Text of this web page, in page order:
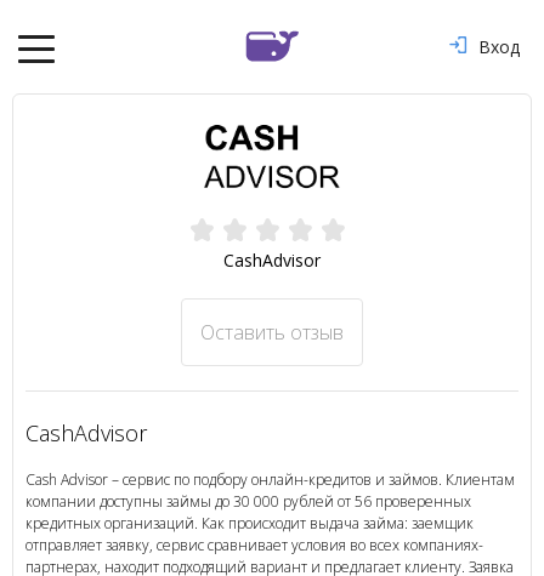
Вход
CashAdvisor
Оставить отзыв
CashAdvisor
Cash Advisor – сервис по подбору онлайн-кредитов и займов. Клиентам
компании доступны займы до 30 000 рублей от 56 проверенных
кредитных организаций. Как происходит выдача займа: заемщик
отправляет заявку, сервис сравнивает условия во всех компаниях-
партнерах, находит подходящий вариант и предлагает клиенту. Заявка